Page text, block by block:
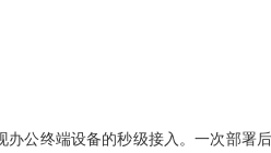
公终端设备的秒级接入。一次部署